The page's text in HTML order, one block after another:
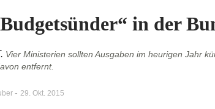
in der
Vier Ministerien sollten Ausgaben im heurigen Jahr
entfernt.
- 29. Okt. 2015